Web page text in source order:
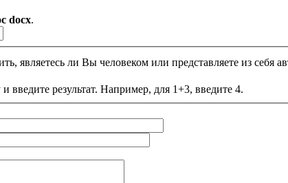
docx.
являетесь ли Вы человеком или представляете из себя
введите результат. Например, для 1+3, введите 4.